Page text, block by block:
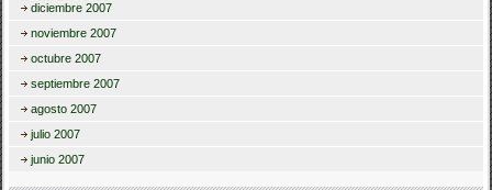
diciembre 2007
noviembre 2007
octubre 2007
septiembre 2007
agosto 2007
julio 2007
junio 2007